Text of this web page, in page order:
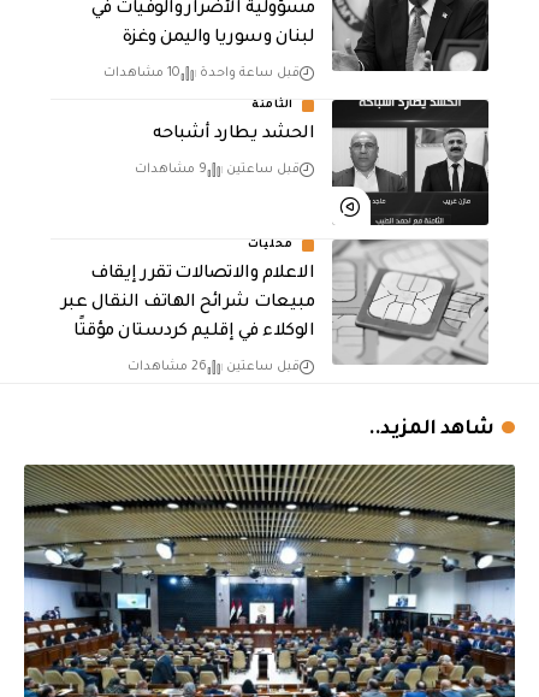
مسؤولية الأضرار والوفيات في
لبنان وسوريا واليمن وغزة
قبل ساعة واحدة 10 مشاهدات
الثامنة
الحشد يطارد أشباحه
قبل ساعتين 9 مشاهدات
محليات
الاعلام والاتصالات تقرر إيقاف
مبيعات شرائح الهاتف النقال عبر
الوكلاء في إقليم كردستان مؤقتًا
قبل ساعتين 26 مشاهدات
شاهد المزيد..